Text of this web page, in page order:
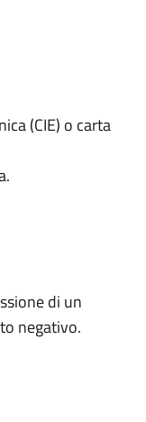
(CIE) o carta
di un
negativo.